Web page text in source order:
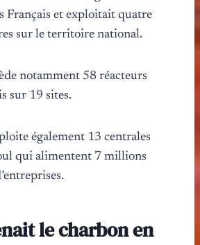
Français et exploitait quatre
sur le territoire national.
notamment 58 réacteurs
sur 19 sites.
également 13 centrales
qui alimentent 7 millions
le charbon en